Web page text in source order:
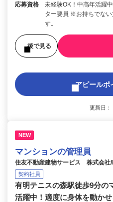
応募資格
未経験OK！中高年活躍
ター要員 ※お持ちでない
す。
後で見る
アピールポ
更新日
NEW
マンションの管理員
住友不動産建物サービス 株式会社
契約社員
有明テニスの森駅徒歩9分の
活躍中！適度に身体を動かせ